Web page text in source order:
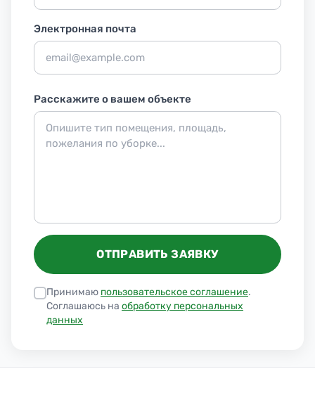
Электронная почта
Расскажите о вашем объекте
ОТПРАВИТЬ ЗАЯВКУ
Принимаю пользовательское соглашение.
Соглашаюсь на обработку персональных
данных